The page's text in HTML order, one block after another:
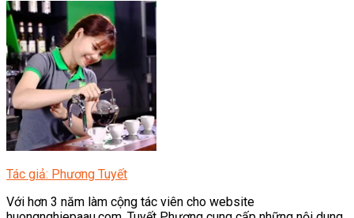
Tác giả: Phương Tuyết
Với hơn 3 năm làm cộng tác viên cho website